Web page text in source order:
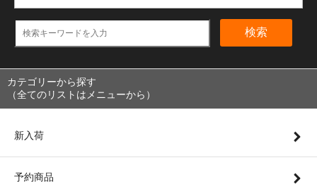
検索
カテゴリーから探す
（全てのリストはメニューから）
新入荷
予約商品